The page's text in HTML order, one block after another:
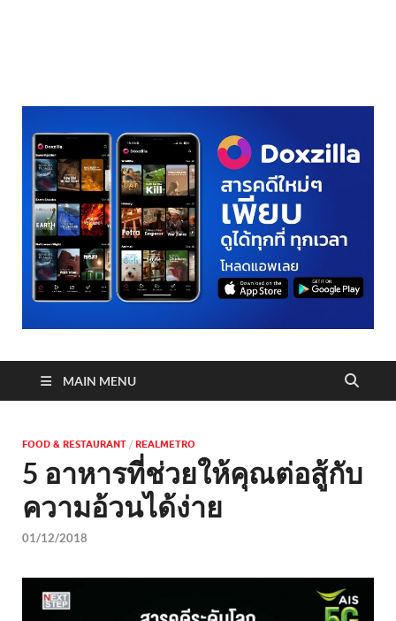
MAIN MENU
FOOD & RESTAURANT / REALMETRO
5 อาหารที่ช่วยให้คุณต่อสู้กับ
ความอ้วนได้ง่าย
01/12/2018